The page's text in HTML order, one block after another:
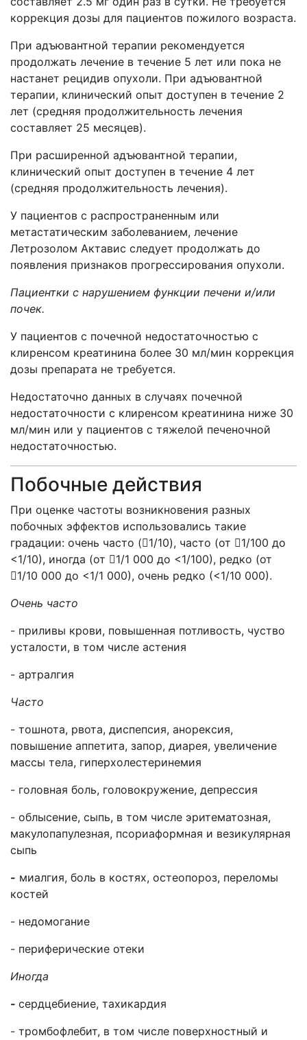
коррекция дозы для пациентов пожилого возраста.
При адъювантной терапии рекомендуется
продолжать лечение в течение 5 лет или пока не
настанет рецидив опухоли. При адъювантной
терапии, клинический опыт доступен в течение 2
лет (средняя продолжительность лечения
составляет 25 месяцев).
При расширенной адъювантной терапии,
клинический опыт доступен в течение 4 лет
(средняя продолжительность лечения).
У пациентов с распространенным или
метастатическим заболеванием, лечение
Летрозолом Актавис следует продолжать до
появления признаков прогрессирования опухоли.
Пациентки с нарушением функции печени и/или
почек.
У пациентов с почечной недостаточностью с
клиренсом креатинина более 30 мл/мин коррекция
дозы препарата не требуется.
Недостаточно данных в случаях почечной
недостаточности с клиренсом креатинина ниже 30
мл/мин или у пациентов с тяжелой печеночной
недостаточностью.
Побочные действия
При оценке частоты возникновения разных
побочных эффектов использовались такие
градации: очень часто (1/10), часто (от 1/100 до
<1/10), иногда (от 1/1 000 до <1/100), редко (от
1/10 000 до <1/1 000), очень редко (<1/10 000).
Очень часто
- приливы крови, повышенная потливость, чуство
усталости, в том числе астения
- артралгия
Часто
- тошнота, рвота, диспепсия, анорексия,
повышение аппетита, запор, диарея, увеличение
массы тела, гиперхолестеринемия
- головная боль, головокружение, депрессия
- облысение, сыпь, в том числе эритематозная,
макулопапулезная, псориаформная и везикулярная
сыпь
- миалгия, боль в костях, остеопороз, переломы
костей
- недомогание
- периферические отеки
Иногда
- сердцебиение, тахикардия
- тромбофлебит, в том числе поверхностный и